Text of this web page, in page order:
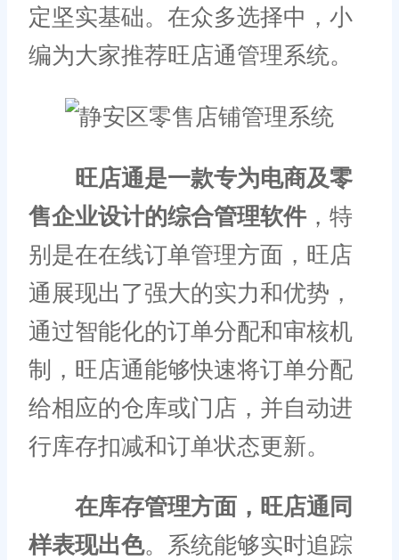
定坚实基础。在众多选择中，小
编为大家推荐旺店通管理系统。
旺店通是一款专为电商及零
售企业设计的综合管理软件，特
别是在在线订单管理方面，旺店
通展现出了强大的实力和优势，
通过智能化的订单分配和审核机
制，旺店通能够快速将订单分配
给相应的仓库或门店，并自动进
行库存扣减和订单状态更新。
在库存管理方面，旺店通同
样表现出色。系统能够实时追踪